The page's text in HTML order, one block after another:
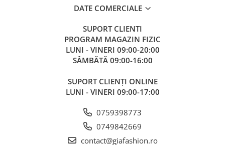
DATE COMERCIALE
SUPORT CLIENTI
PROGRAM MAGAZIN FIZIC
LUNI - VINERI 09:00-20:00
SÂMBĂTĂ 09:00-16:00
SUPORT CLIENȚI ONLINE
LUNI - VINERI 09:00-17:00
0759398773
0749842669
contact@giafashion.ro